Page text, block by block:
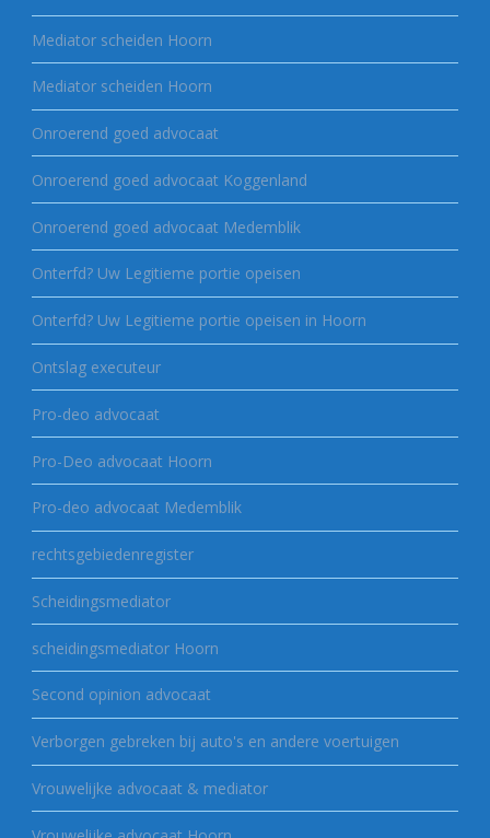
Mediator scheiden Hoorn
Mediator scheiden Hoorn
Onroerend goed advocaat
Onroerend goed advocaat Koggenland
Onroerend goed advocaat Medemblik
Onterfd? Uw Legitieme portie opeisen
Onterfd? Uw Legitieme portie opeisen in Hoorn
Ontslag executeur
Pro-deo advocaat
Pro-Deo advocaat Hoorn
Pro-deo advocaat Medemblik
rechtsgebiedenregister
Scheidingsmediator
scheidingsmediator Hoorn
Second opinion advocaat
Verborgen gebreken bij auto's en andere voertuigen
Vrouwelijke advocaat & mediator